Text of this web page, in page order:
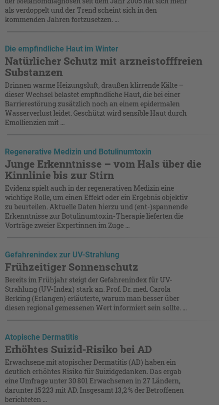
als verdoppelt und der Trend scheint sich in den
kommenden Jahren fortzusetzen. ...
Die empfindliche Haut im Winter
Natürlicher Schutz mit arzneistofffreien
Substanzen
Drinnen warme Heizungsluft, draußen klirrende Kälte –
dieser Wechsel belastet empfindliche Haut, die bei einer
Barrierestörung zusätzlich noch an einem epidermalen
Wasserverlust leidet. Geschützt wird sensible Haut durch
Emollienzien mit ...
Regenerative Medizin und Botulinumtoxin
Junge Erkenntnisse – vom Hals über die
Kinnlinie bis zur Stirn
Evidenz spielt auch in der regenerativen Medizin eine
wichtige Rolle, um einen Effekt oder ein Ergebnis objektiv
zu beurteilen. Aktuelle Daten hierzu und (ent-)spannende
Erkenntnisse zur Botulinumtoxin-Therapie lieferten die
Vorträge zweier Expertinnen im Zuge ...
Gefahrenindex zur UV-Strahlung
Frühzeitiger Sonnenschutz
Bereits im Frühjahr steigt der Gefahrenindex für UV-
Strahlung (UV-Index) stark an. Prof. Dr. med. Carola
Berking (Erlangen) erläuterte, warum man besser über
diesen regional gemessenen Wert informiert sein sollte. ...
Atopische Dermatitis
Erhöhtes Suizid-Risiko bei AD
Erwachsene mit atopischer Dermatitis (AD) haben ein
deutlich erhöhtes Risiko für Suizidgedanken. Das ergab
eine Umfrage unter 30 801 Erwachsenen in 27 Ländern,
darunter 15 223 mit AD. Insgesamt 13,2 % der Betroffenen
berichteten ...